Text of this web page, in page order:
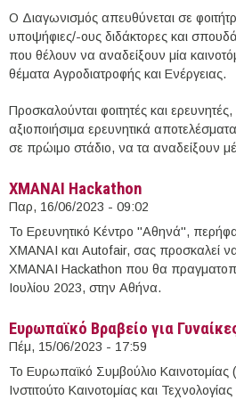
Ο Διαγωνισμός απευθύνεται σε
υποψήφιες/-ους διδάκτορες και
που θέλουν να αναδείξουν μία
θέματα Αγροδιατροφής και Eνέργειας.
Προσκαλούνται φοιτητές και
αξιοποιήσιμα ερευνητικά
σε πρώιμο στάδιο, να τα αναδείξουν
XMANAI Hackathon
Παρ, 16/06/2023 - 09:02
Το Ερευνητικό Κέντρο "Αθηνά",
XMANAI και Autofair, σας προσκαλεί
XMANAI Hackathon που θα
Ιουλίου 2023, στην Αθήνα.
Ευρωπαϊκό Βραβείο για
Πέμ, 15/06/2023 - 17:59
Το Ευρωπαϊκό Συμβούλιο
Ινστιτούτο Καινοτομίας και